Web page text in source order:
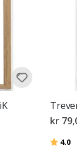
kr
4.0